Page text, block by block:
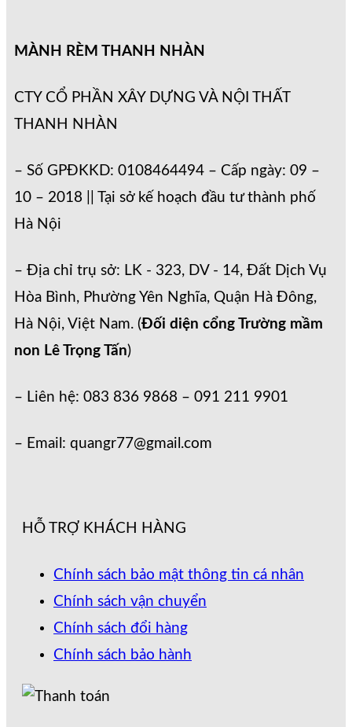
MÀNH RÈM THANH NHÀN
CTY CỔ PHẦN XÂY DỰNG VÀ NỘI THẤT
THANH NHÀN
– Số GPĐKKD: 0108464494 – Cấp ngày: 09 –
10 – 2018 || Tại sở kế hoạch đầu tư thành phố
Hà Nội
– Địa chỉ trụ sở: LK - 323, DV - 14, Đất Dịch Vụ
Hòa Bình, Phường Yên Nghĩa, Quận Hà Đông,
Hà Nội, Việt Nam. (Đối diện cổng Trường mầm
non Lê Trọng Tấn)
– Liên hệ: 083 836 9868 – 091 211 9901
– Email: quangr77@gmail.com
HỖ TRỢ KHÁCH HÀNG
Chính sách bảo mật thông tin cá nhân
Chính sách vận chuyển
Chính sách đổi hàng
Chính sách bảo hành